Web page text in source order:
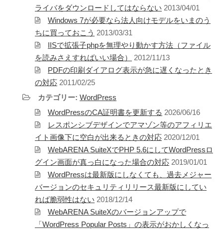
謎の円盤UFO
FANDERSON
FANDERSON（Facebook
The Official Gerry
Anderson Website
UFO Series Home Page
UFO Series Home
Page（Facebook）
S.H.A.D.O. Research
Labs
THE ART OF
UFO（Facebook）
Anderson Japanese
Information
特撮 プロップス 倉庫
ペンギン貿易
ライバをダウンロードしてはならない 2013/04/01
Windows 7が必要なら法人向けモデルをいまのう
ちに買っておこう 2013/03/31
IISで拡張子phpを無理やり動かす方法（ファイル
を読みさえすればいい場合）
2012/11/13
PDFの印刷ダイアログ表示が急に遅くなったとき
の対応 2011/02/25
カテゴリー: WordPress
WordPressのCA証明書を更新する 2026/06/16
レスポンシブデザインでアマゾン等のアフィリエ
イト画像下に空白が出来るときの対応 2020/12/01
WebARENA SuiteXでPHP 5.6にしてWordPressロ
グイン画面が真っ白になった場合の対応 2019/01/01
WordPressは最新版にしなくても、過去メジャー
バージョンのセキュリティリリース最新版にしてい
れば脆弱性はない 2018/12/14
WebARENA SuiteXのバージョンアップで
「WordPress Popular Posts」の表示がおかしくなっ